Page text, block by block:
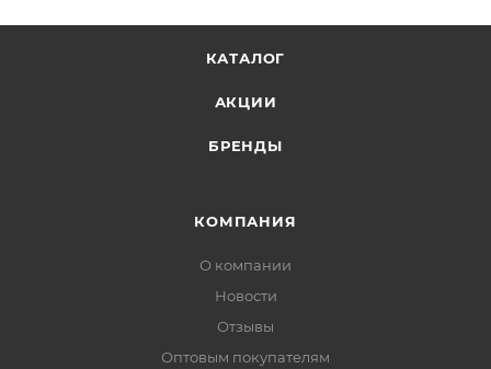
КАТАЛОГ
АКЦИИ
БРЕНДЫ
КОМПАНИЯ
О компании
Новости
Отзывы
Оптовым покупателям